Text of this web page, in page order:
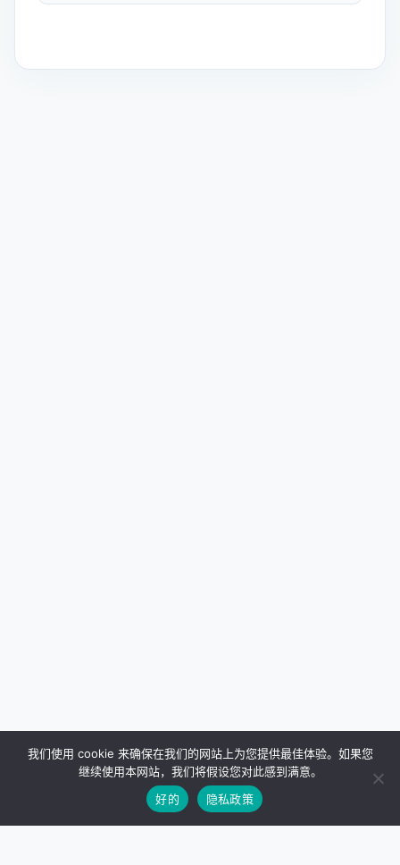
我们使用 cookie 来确保在我们的网站上为您提供最佳体验。如果您
继续使用本网站，我们将假设您对此感到满意。
好的
隐私政策